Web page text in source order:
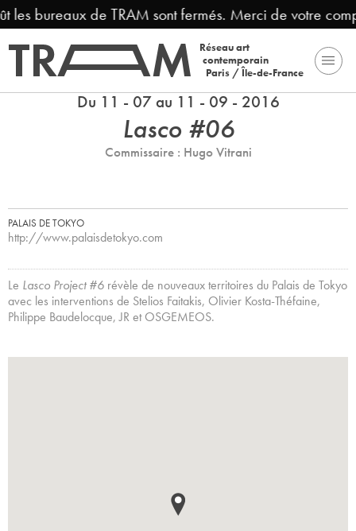
bureaux de TRAM sont fermés. Merci de votre
Réseau art
contemporain
Paris / Île-de-France
Du 11 - 07 au 11 - 09 - 2016
Lasco #06
Commissaire : Hugo Vitrani
PALAIS DE TOKYO
http://www.palaisdetokyo.com
Le Lasco Project #6 révèle de nouveaux territoires du Palais de Tokyo
avec les interventions de Stelios Faitakis, Olivier Kosta-Théfaine,
Philippe Baudelocque, JR et OSGEMEOS.